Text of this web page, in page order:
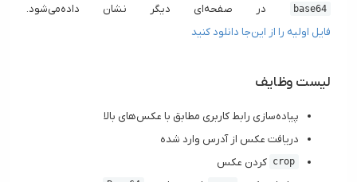
base64
در صفحه‌ای دیگر نشان داده‌می‌شود.
فایل اولیه را از این‌جا دانلود کنید
لیست وظایف
پیاده‌سازی رابط کاربری مطابق با عکس‌های بالا
دریافت عکس از آدرس وارد شده
crop کردن عکس